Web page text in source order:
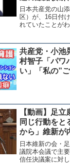
手踏切か？
日本共産党の山
区）が、16日付
れていたことが
の線路を踏切以
が軽犯罪法違反
共産党・小池
村智子「パワ
い」「私の”
【動画】足
同じ行動をと
から」維新が
する理由を明
日本維新の会・
議院本会議で主
信任決議案に対